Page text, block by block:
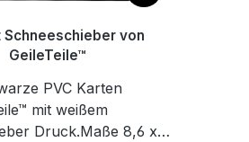
Schneeschieber von
GeileTeile™
PVC Karten
mit weißem
Druck.Maße 8,6 x